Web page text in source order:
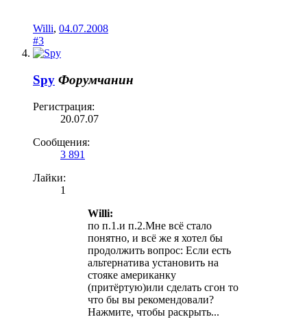
Willi, 04.07.2008
#3
Spy Форумчанин
Регистрация:
20.07.07
Сообщения:
3 891
Лайки:
1
Willi:
по п.1.и п.2.Мне всё стало
понятно, и всё же я хотел бы
продолжить вопрос: Если есть
альтернатива установить на
стояке американку
(притёртую)или сделать сгон то
что бы вы рекомендовали?
Нажмите, чтобы раскрыть...